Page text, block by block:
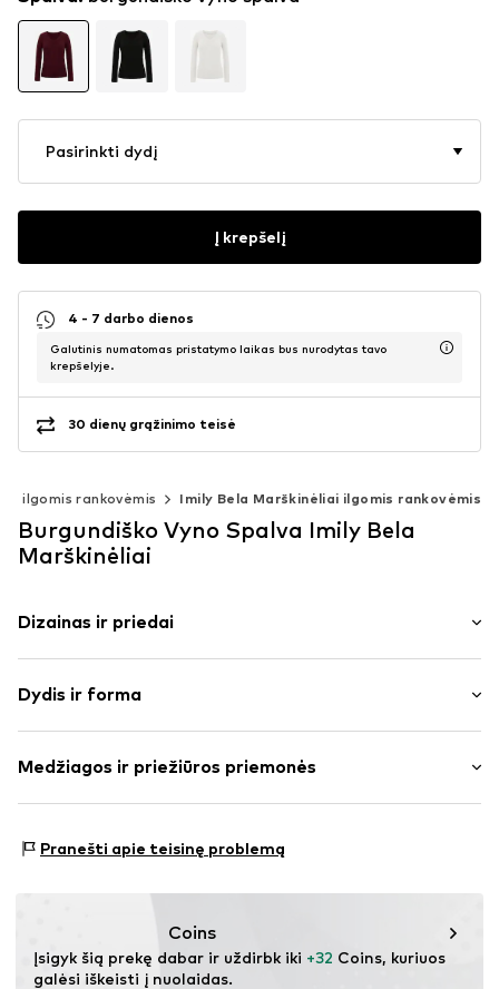
Pasirinkti dydį
Į krepšelį
4 - 7 darbo dienos
Galutinis numatomas pristatymo laikas bus nurodytas tavo
krepšelyje.
30 dienų grąžinimo teisė
ilgomis rankovėmis Imily Bela Marškinėliai ilgomis rankovėmis
Burgundiško Vyno Spalva Imily Bela
Marškinėliai
Dizainas ir priedai
plonas trikotažas
V formos iškirptė
Dygsniuotas apvadas / kraštas
Dydis ir forma
Ilgis: Normalaus ilgio
Pritaikomumas: Figūrą pabrėžianti forma
Dydžių lentelė
Medžiagos ir priežiūros priemonės
Kilmės šalis: Kinija
Pranešti apie teisinę problemą
Coins
Įsigyk šią prekę dabar ir uždirbk iki +32 Coins, kuriuos
galėsi iškeisti į nuolaidas.